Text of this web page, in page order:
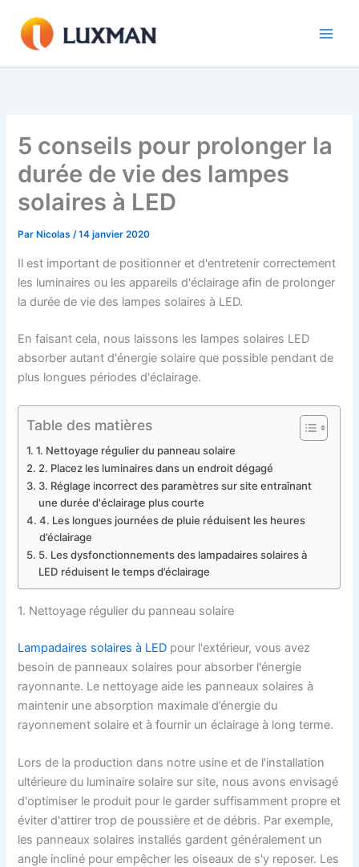
contenu
5 conseils pour prolonger la
durée de vie des lampes
solaires à LED
Par Nicolas/14 janvier 2020
Il est important de positionner et d'entretenir correctement
les luminaires ou les appareils d'éclairage afin de prolonger
la durée de vie des lampes solaires à LED.
En faisant cela, nous laissons les lampes solaires LED
absorber autant d'énergie solaire que possible pendant de
plus longues périodes d'éclairage.
Table des matières
1. Nettoyage régulier du panneau solaire
2. Placez les luminaires dans un endroit dégagé
3. Réglage incorrect des paramètres sur site entraînant
une durée d'éclairage plus courte
4. Les longues journées de pluie réduisent les heures
d’éclairage
5. Les dysfonctionnements des lampadaires solaires à
LED réduisent le temps d’éclairage
1. Nettoyage régulier du panneau solaire
Lampadaires solaires à LED pour l'extérieur, vous avez
besoin de panneaux solaires pour absorber l'énergie
rayonnante. Le nettoyage aide les panneaux solaires à
maintenir une absorption maximale d’énergie du
rayonnement solaire et à fournir un éclairage à long terme.
Lors de la production dans notre usine et de l'installation
ultérieure du luminaire solaire sur site, nous avons envisagé
d'optimiser le produit pour le garder suffisamment propre et
éviter d'attirer trop de poussière et de débris. Par exemple,
les panneaux solaires installés gardent généralement un
angle incliné pour empêcher les oiseaux de s'y reposer. Les